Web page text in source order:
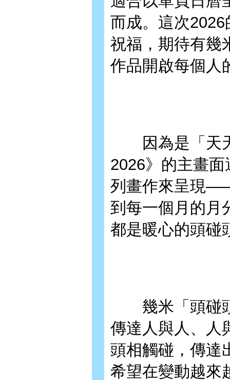
而成。這次
祝福，期待有幾
作品開啟每個人
因為是「天天
2026》的主畫
列畫作來呈現
到每一個月的月
都是暖心的頭碰
幾米「頭碰頭
傳達人與人、人
頭相觸碰，傳達
希望在變動越來